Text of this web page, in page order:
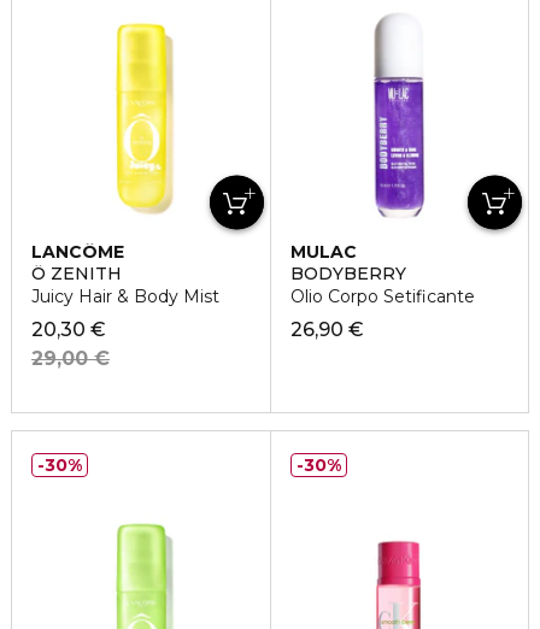
LANCÔME
Ô ZENITH
Juicy Hair & Body Mist
20,30 €
29,00 €
MULAC
BODYBERRY
Olio Corpo Setificante
26,90 €
30% 30%